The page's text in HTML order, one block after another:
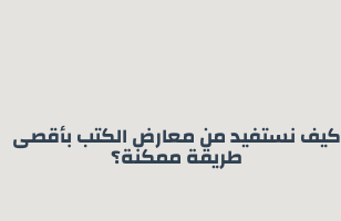
كيف نستفيد من معارض الكتب بأقصى
طريقة ممكنة؟